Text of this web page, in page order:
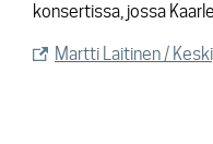
konsertissa, jossa
Martti Laitinen /